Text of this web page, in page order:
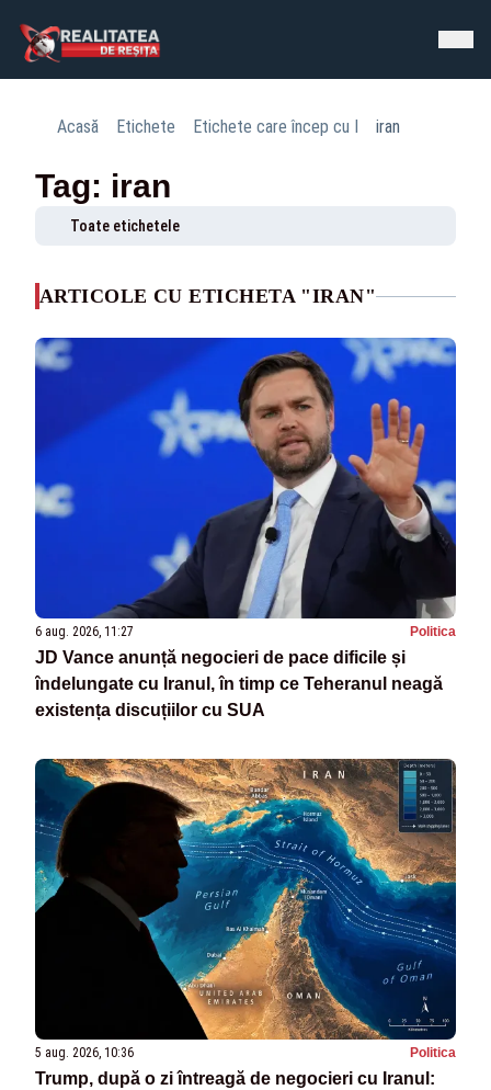
Acasă Etichete Etichete care încep cu I iran
Tag: iran
Toate etichetele
ARTICOLE CU ETICHETA "IRAN"
6 aug. 2026, 11:27 Politica
JD Vance anunță negocieri de pace dificile și
îndelungate cu Iranul, în timp ce Teheranul neagă
existența discuțiilor cu SUA
5 aug. 2026, 10:36 Politica
Trump, după o zi întreagă de negocieri cu Iranul: